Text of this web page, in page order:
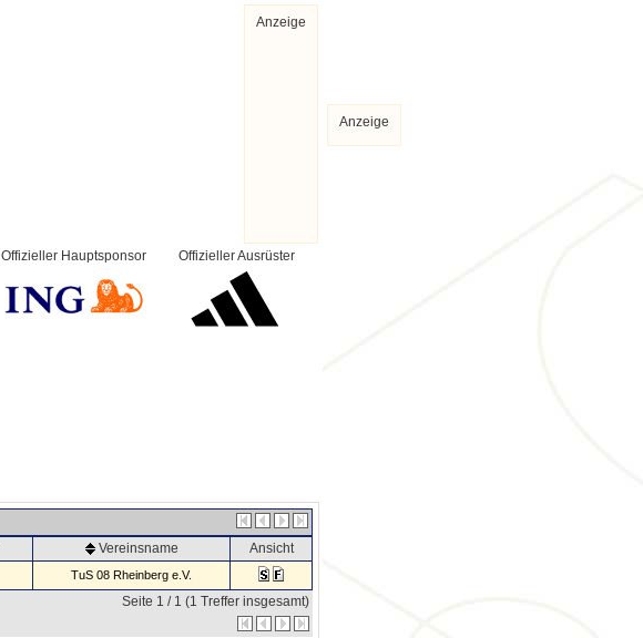
Anzeige
Offizieller Ausrüster
Offizieller Hauptsponsor
Vereinsname Ansicht
TuS 08 Rheinberg e.V.
Seite 1 / 1 (1 Treffer insgesamt)
Anzeige